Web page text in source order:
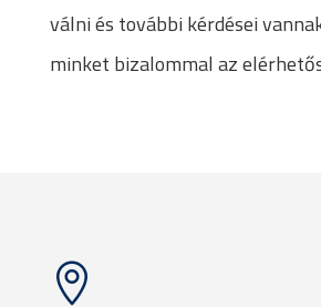
válni és további kérdései
minket bizalommal az
